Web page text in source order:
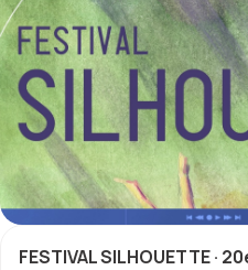
FESTIVAL SILHOUETTE ·